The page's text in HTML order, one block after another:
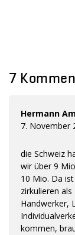
7
Hermann
7. November
die Schweiz
wir über 9
10 Mio. Da
zirkulieren
Handwerker,
kommen,